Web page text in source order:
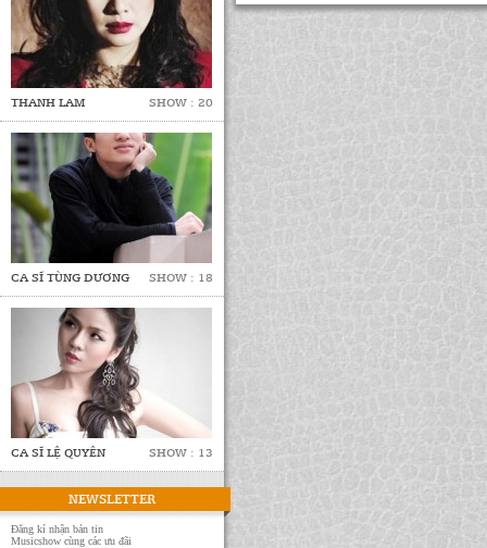
THANH LAM SHOW : 20
CA SĨ TÙNG DƯƠNG SHOW : 18
CA SĨ LỆ QUYÊN SHOW : 13
NEWSLETTER
Đăng kí nhận bản tin
Musicshow cùng các ưu đãi